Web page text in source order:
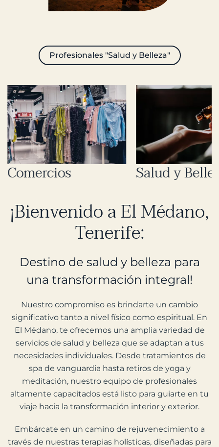
Profesionales "Salud y Belleza"
Salud y Belleza Restauracion
¡Bienvenido a El Médano,
Tenerife:
Destino de salud y belleza para
una transformación integral!
Nuestro compromiso es brindarte un cambio
significativo tanto a nivel físico como espiritual. En
El Médano, te ofrecemos una amplia variedad de
servicios de salud y belleza que se adaptan a tus
necesidades individuales. Desde tratamientos de
spa de vanguardia hasta retiros de yoga y
meditación, nuestro equipo de profesionales
altamente capacitados está listo para guiarte en tu
viaje hacia la transformación interior y exterior.
Embárcate en un camino de rejuvenecimiento a
través de nuestras terapias holísticas, diseñadas para